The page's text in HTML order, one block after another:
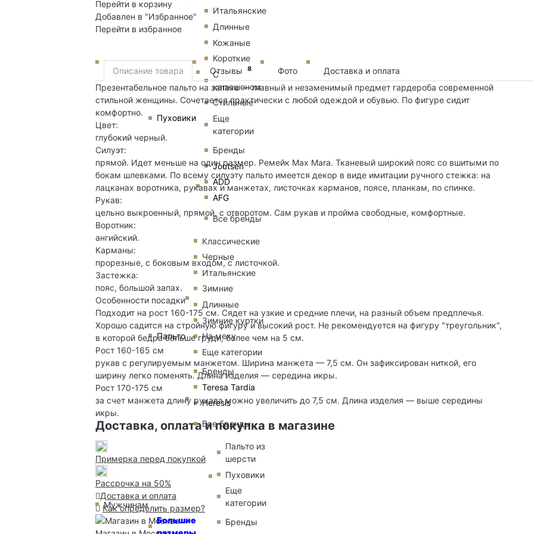
Мужчинам
Пуховики
Итальянские
Длинные
Кожаные
Короткие
С
капюшоном
Стильные
Еще
категории
Бренды
Joutsen
ADD
AFG
Все бренды
Пальто
Классические
Черные
Итальянские
Зимние
Длинные
Зимние куртки
На меху
Еще категории
Бренды
Teresa Tardia
Heresis
Все бренды
Большие
Пальто из
шерсти
Пуховики
Еще
категории
Бренды
Перейти в корзину
Добавлен в "Избранное"
Перейти в избранное
Описание товара Отзывы 8 Фото
Доставка и оплата
Презентабельное пальто на запахе — главный и незаменимый предмет гардероба современной
стильной женщины. Сочетается практически с любой одеждой и обувью. По фигуре сидит
комфортно.
Цвет:
глубокий черный.
Силуэт:
прямой. Идет меньше на один размер. Ремейк Max Mara. Тканевый широкий пояс со вшитыми по
бокам шлевками. По всему силуэту пальто имеется декор в виде имитации ручного стежка: на
лацканах воротника, рукавах и манжетах, листочках карманов, поясе, планкам, по спинке.
Рукав:
цельно выкроенный, прямой, с отворотом. Сам рукав и пройма свободные, комфортные.
Воротник:
ангийский.
Карманы:
прорезные, с боковым входом, с листочкой.
Застежка:
пояс, большой запах.
Особенности посадки
Подходит на рост 160-175 см. Сядет на узкие и средние плечи, на разный объем предплечья.
Хорошо садится на стройную фигуру и высокий рост. Не рекомендуется на фигуру "треугольник",
в которой бедра больше груди, более чем на 5 см.
Рост 160-165 см
рукав с регулируемым манжетом. Ширина манжета — 7,5 см. Он зафиксирован ниткой, его
ширину легко поменять. Длина изделия — середина икры.
Рост 170-175 см
за счет манжета длину рукава можно увеличить до 7,5 см. Длина изделия — выше середины
икры.
Доставка, оплата и покупка в магазине
Примерка перед покупкой
Рассрочка на 50%
Доставка и оплата
Как определить размер?